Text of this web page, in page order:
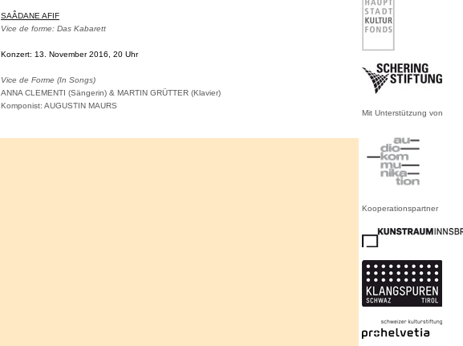
SAÂDANE AFIF
Vice de forme: Das Kabarett
Konzert: 13. November 2016, 20 Uhr
Vice de Forme (In Songs)
ANNA CLEMENTI (Sängerin) & MARTIN GRÜTTER (Klavier)
Komponist: AUGUSTIN MAURS
Mit Unterstützung von
Kooperationspartner